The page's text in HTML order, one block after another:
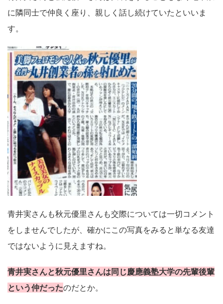
に隣同士で仲良く座り、親しく話し続けていたといいま
す。
青井実さんも秋元優里さんも交際については一切コメント
をしませんでしたが、確かにこの写真をみると単なる友達
ではないように見えますね。
青井実さんと秋元優里さんは同じ慶應義塾大学の先輩後輩
という仲だったのだとか。